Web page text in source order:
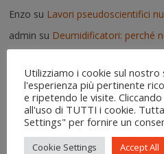
Enzo su Lavori pseudoscientifici
admin su Deumidificatori: perché
umidi
Il risanamento delle murature
Come si usa IgroDry
adminsuPitture termiche: pro e
commercio
Utilizziamo i cookie sul
l'esperienza più pertinente
e ripetendo le visite. Cliccando
all'uso di TUTTI i cookie.
Settings" per fornire un
Cookie Settings Accept All